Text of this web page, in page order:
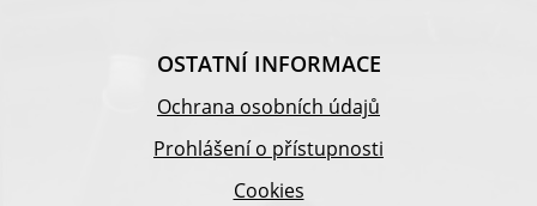
OSTATNÍ INFORMACE
Ochrana osobních údajů
Prohlášení o přístupnosti
Cookies